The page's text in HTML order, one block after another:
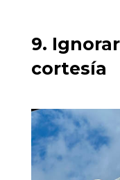
9.
cortesía